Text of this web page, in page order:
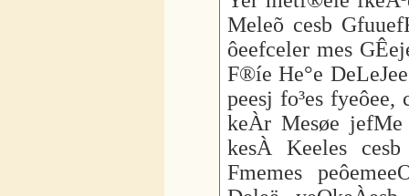
Meleõ cesb
ôeefceler mes
F®íe He°e
peesj fo³es fyeôee,
keÀr Mesøe jefMe
kesÀ Keeles
Fmemes